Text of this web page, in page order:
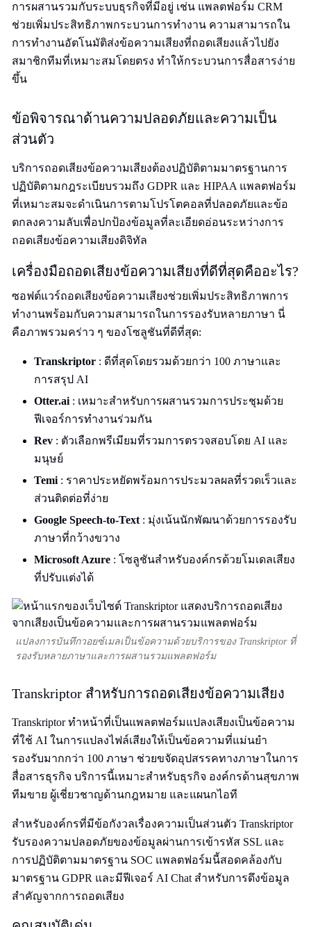
การผสานรวมกับระบบธุรกิจที่มีอยู่ เช่น แพลตฟอร์ม CRM
ช่วยเพิ่มประสิทธิภาพกระบวนการทำงาน ความสามารถใน
การทำงานอัตโนมัติส่งข้อความเสียงที่ถอดเสียงแล้วไปยัง
สมาชิกทีมที่เหมาะสมโดยตรง ทำให้กระบวนการสื่อสารง่าย
ขึ้น
ข้อพิจารณาด้านความปลอดภัยและความเป็น
ส่วนตัว
บริการถอดเสียงข้อความเสียงต้องปฏิบัติตามมาตรฐานการ
ปฏิบัติตามกฎระเบียบรวมถึง GDPR และ HIPAA แพลตฟอร์ม
ที่เหมาะสมจะดำเนินการตามโปรโตคอลที่ปลอดภัยและข้อ
ตกลงความลับเพื่อปกป้องข้อมูลที่ละเอียดอ่อนระหว่างการ
ถอดเสียงข้อความเสียงดิจิทัล
เครื่องมือถอดเสียงข้อความเสียงที่ดีที่สุดคืออะไร?
ซอฟต์แวร์ถอดเสียงข้อความเสียงช่วยเพิ่มประสิทธิภาพการ
ทำงานพร้อมกับความสามารถในการรองรับหลายภาษา นี่
คือภาพรวมคร่าว ๆ ของโซลูชันที่ดีที่สุด:
Transkriptor : ดีที่สุดโดยรวมด้วยกว่า 100 ภาษาและ
การสรุป AI
Otter.ai : เหมาะสำหรับการผสานรวมการประชุมด้วย
ฟีเจอร์การทำงานร่วมกัน
Rev : ตัวเลือกพรีเมียมที่รวมการตรวจสอบโดย AI และ
มนุษย์
Temi : ราคาประหยัดพร้อมการประมวลผลที่รวดเร็วและ
ส่วนติดต่อที่ง่าย
Google Speech-to-Text : มุ่งเน้นนักพัฒนาด้วยการรองรับ
ภาษาที่กว้างขวาง
Microsoft Azure : โซลูชันสำหรับองค์กรด้วยโมเดลเสียง
ที่ปรับแต่งได้
แปลงการบันทึกวอยซ์เมลเป็นข้อความด้วยบริการของ Transkriptor ที่
รองรับหลายภาษาและการผสานรวมแพลตฟอร์ม
Transkriptor สำหรับการถอดเสียงข้อความเสียง
Transkriptor ทำหน้าที่เป็นแพลตฟอร์มแปลงเสียงเป็นข้อความ
ที่ใช้ AI ในการแปลงไฟล์เสียงให้เป็นข้อความที่แม่นยำ
รองรับมากกว่า 100 ภาษา ช่วยขจัดอุปสรรคทางภาษาในการ
สื่อสารธุรกิจ บริการนี้เหมาะสำหรับธุรกิจ องค์กรด้านสุขภาพ
ทีมขาย ผู้เชี่ยวชาญด้านกฎหมาย และแผนกไอที
สำหรับองค์กรที่มีข้อกังวลเรื่องความเป็นส่วนตัว Transkriptor
รับรองความปลอดภัยของข้อมูลผ่านการเข้ารหัส SSL และ
การปฏิบัติตามมาตรฐาน SOC แพลตฟอร์มนี้สอดคล้องกับ
มาตรฐาน GDPR และมีฟีเจอร์ AI Chat สำหรับการดึงข้อมูล
สำคัญจากการถอดเสียง